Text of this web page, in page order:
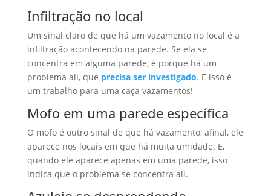
Infiltração no local
Um sinal claro de que há um vazamento no local é a
infiltração acontecendo na parede. Se ela se
concentra em alguma parede, é porque há um
problema ali, que precisa ser investigado. E isso é
um trabalho para uma caça vazamentos!
Mofo em uma parede específica
O mofo é outro sinal de que há vazamento, afinal, ele
aparece nos locais em que há muita umidade. E,
quando ele aparece apenas em uma parede, isso
indica que o problema se concentra ali.